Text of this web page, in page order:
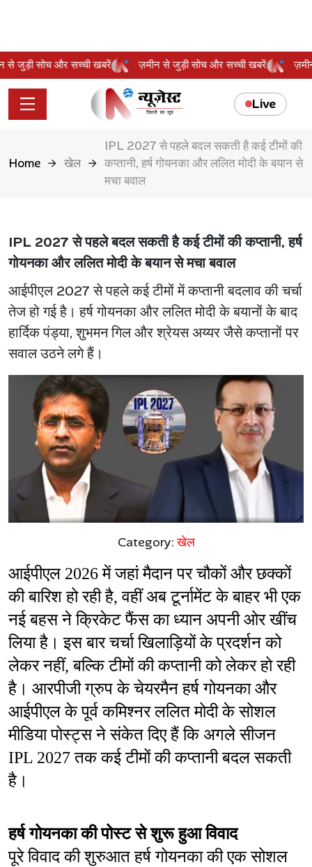
से जुड़ी सोच और सच्ची खबरें ज़मीन से जुड़ी सोच और सच्ची खबरें
Live
Home खेल
IPL 2027 से पहले बदल सकती है कई टीमों की
कप्तानी, हर्ष गोयनका और ललित मोदी के बयान से
मचा बवाल
IPL 2027 से पहले बदल सकती है कई टीमों की कप्तानी, हर्ष
गोयनका और ललित मोदी के बयान से मचा बवाल
आईपीएल 2027 से पहले कई टीमों में कप्तानी बदलाव की चर्चा
तेज हो गई है। हर्ष गोयनका और ललित मोदी के बयानों के बाद
हार्दिक पंड्या, शुभमन गिल और श्रेयस अय्यर जैसे कप्तानों पर
सवाल उठने लगे हैं।
Category:खेल
आईपीएल 2026 में जहां मैदान पर चौकों और छक्कों
की बारिश हो रही है, वहीं अब टूर्नामेंट के बाहर भी एक
नई बहस ने क्रिकेट फैंस का ध्यान अपनी ओर खींच
लिया है। इस बार चर्चा खिलाड़ियों के प्रदर्शन को
लेकर नहीं, बल्कि टीमों की कप्तानी को लेकर हो रही
है। आरपीजी ग्रुप के चेयरमैन हर्ष गोयनका और
आईपीएल के पूर्व कमिश्नर ललित मोदी के सोशल
मीडिया पोस्ट्स ने संकेत दिए हैं कि अगले सीजन
IPL 2027 तक कई टीमों की कप्तानी बदल सकती
है।
हर्ष गोयनका की पोस्ट से शुरू हुआ विवाद
पूरे विवाद की शुरुआत हर्ष गोयनका की एक सोशल